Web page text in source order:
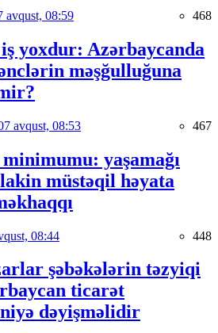
avqust, 08:59 468
yoxdur: Azərbaycanda
məşğulluğuna
avqust, 08:53 467
yaşamağı
müstəqil həyata
08:44 448
şəbəkələrin təzyiqi
ticarət
niyə dəyişməlidir